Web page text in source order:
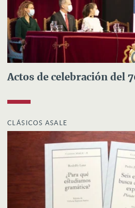
Actos de celebración del
CLÁSICOS ASALE